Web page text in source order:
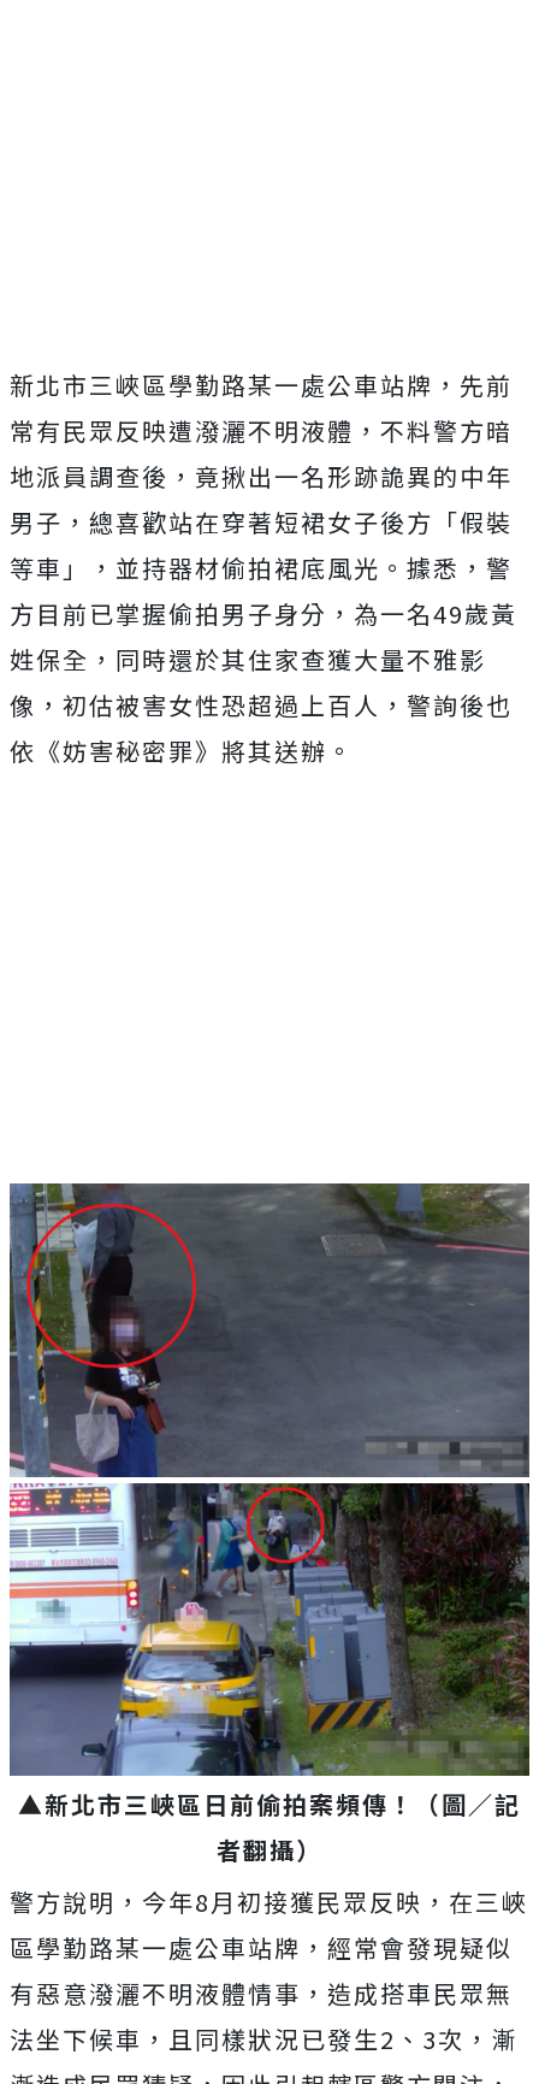
新北市三峽區學勤路某一處公車站牌，先前
常有民眾反映遭潑灑不明液體，不料警方暗
地派員調查後，竟揪出一名形跡詭異的中年
男子，總喜歡站在穿著短裙女子後方「假裝
等車」，並持器材偷拍裙底風光。據悉，警
方目前已掌握偷拍男子身分，為一名49歲黃
姓保全，同時還於其住家查獲大量不雅影
像，初估被害女性恐超過上百人，警詢後也
依《妨害秘密罪》將其送辦。
▲新北市三峽區日前偷拍案頻傳！（圖／記
者翻攝）
警方說明，今年8月初接獲民眾反映，在三峽
區學勤路某一處公車站牌，經常會發現疑似
有惡意潑灑不明液體情事，造成搭車民眾無
法坐下候車，且同樣狀況已發生2、3次，漸